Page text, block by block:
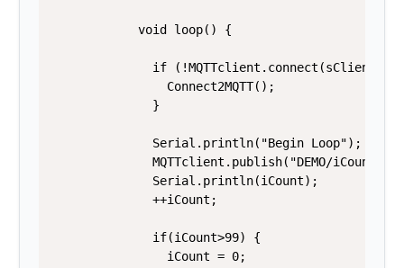
            void loop() {
if
                Connect2MQTT();
              }
              Serial.println("Begin Loop");
MQTTclient.publish("DEMO/iCount",
              Serial.println(iCount);
              ++iCount;
              if(iCount>99) {
                iCount = 0;